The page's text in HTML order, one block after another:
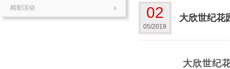
精彩活动 02
05/2019
大欣世纪花
大欣世纪